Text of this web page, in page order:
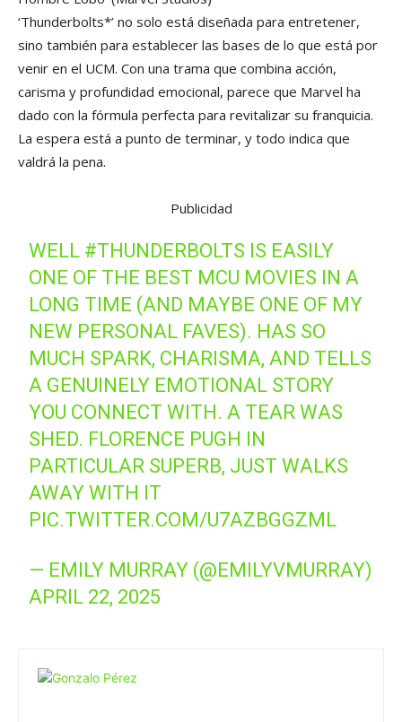
‘Thunderbolts*’ no solo está diseñada para entretener,
sino también para establecer las bases de lo que está por
venir en el UCM. Con una trama que combina acción,
carisma y profundidad emocional, parece que Marvel ha
dado con la fórmula perfecta para revitalizar su franquicia.
La espera está a punto de terminar, y todo indica que
valdrá la pena.
Publicidad
WELL #THUNDERBOLTS IS EASILY
ONE OF THE BEST MCU MOVIES IN A
LONG TIME (AND MAYBE ONE OF MY
NEW PERSONAL FAVES). HAS SO
MUCH SPARK, CHARISMA, AND TELLS
A GENUINELY EMOTIONAL STORY
YOU CONNECT WITH. A TEAR WAS
SHED. FLORENCE PUGH IN
PARTICULAR SUPERB, JUST WALKS
AWAY WITH IT
PIC.TWITTER.COM/U7AZBGGZML
— EMILY MURRAY (@EMILYVMURRAY)
APRIL 22, 2025